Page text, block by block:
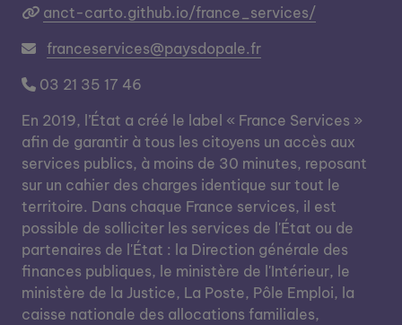
anct-carto.github.io/france_services/
franceservices@paysdopale.fr
03 21 35 17 46
En 2019, l’État a créé le label « France Services »
afin de garantir à tous les citoyens un accès aux
services publics, à moins de 30 minutes, reposant
sur un cahier des charges identique sur tout le
territoire. Dans chaque France services, il est
possible de solliciter les services de l'État ou de
partenaires de l'État : la Direction générale des
finances publiques, le ministère de l'Intérieur, le
ministère de la Justice, La Poste, Pôle Emploi, la
caisse nationale des allocations familiales,